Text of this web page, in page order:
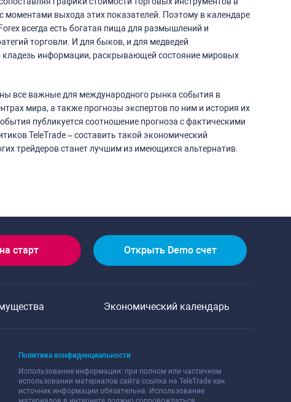
моментами выхода этих показателей. Поэтому в календаре
всегда есть богатая пища для размышлений и
торговли. И для быков, и для медведей
кладезь информации, раскрывающей состояние мировых
все важные для международного рынка события в
мира, а также прогнозы экспертов по ним и история их
публикуется соотношение прогноза с фактическими
TeleTrade – составить такой экономический
трейдеров станет лучшим из имеющихся альтернатив.
старт Открыть Demo счет
Экономический календарь
Политика конфиденциальности
Использование информации: при полном или частичном
использовании материалов сайта ссылка на TeleTrade как
источник информации обязательна. Использование